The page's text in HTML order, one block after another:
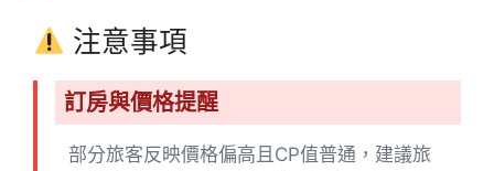
注意事項
訂房與價格提醒
部分旅客反映價格偏高且CP值普通，建議旅